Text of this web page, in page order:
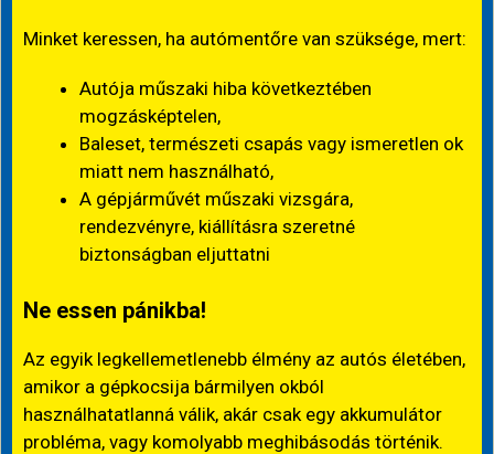
Minket keressen, ha autómentőre van szüksége, mert:
Autója műszaki hiba következtében
mogzásképtelen,
Baleset, természeti csapás vagy ismeretlen ok
miatt nem használható,
A gépjárművét műszaki vizsgára,
rendezvényre, kiállításra szeretné
biztonságban eljuttatni
Ne essen pánikba!
Az egyik legkellemetlenebb élmény az autós életében,
amikor a gépkocsija bármilyen okból
használhatatlanná válik, akár csak egy akkumulátor
probléma, vagy komolyabb meghibásodás történik.